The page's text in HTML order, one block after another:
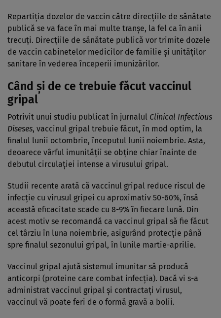
Repartiţia dozelor de vaccin către direcţiile de sănătate
publică se va face în mai multe tranșe, la fel ca în anii
trecuți. Direcţiile de sănătate publică vor trimite dozele
de vaccin cabinetelor medicilor de familie şi unităţilor
sanitare în vederea începerii imunizărilor.
Când și de ce trebuie făcut vaccinul
gripal
Potrivit unui studiu publicat în jurnalul Clinical Infectious
Diseses, vaccinul gripal trebuie făcut, în mod optim, la
finalul lunii octombrie, începutul lunii noiembrie. Asta,
deoarece vârful imunității se obține chiar înainte de
debutul circulației intense a virusului gripal.
Studii recente arată că vaccinul gripal reduce riscul de
infecție cu virusul gripei cu aproximativ 50-60%, însă
această eficacitate scade cu 8-9% în fiecare lună. Din
acest motiv se recomandă ca vaccinul gripal să fie făcut
cel târziu în luna noiembrie, asigurând protecție până
spre finalul sezonului gripal, în lunile martie-aprilie.
Vaccinul gripal ajută sistemul imunitar să producă
anticorpi (proteine care combat infecția). Dacă vi s-a
administrat vaccinul gripal și contractați virusul,
vaccinul vă poate feri de o formă gravă a bolii.